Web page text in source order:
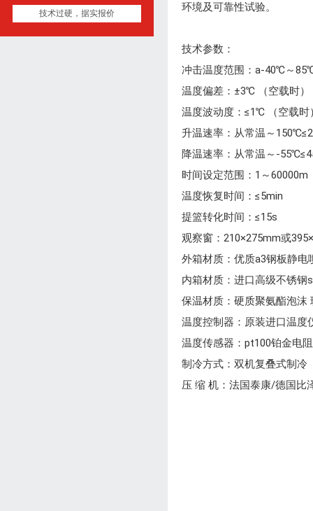
技术过硬，据实报价
环境及可靠性试验。
技术参数：
冲击温度范围：a-40℃～
温度偏差：±3℃ （空载时）
温度波动度：≤1℃ （空载时
升温速率：从常温～
降温速率：从常温～-
时间设定范围：1～60000m
温度恢复时间：≤5min
提篮转化时间：≤15s
观察窗：210×275mm或
外箱材质：优质a3钢板静电
内箱材质：进口高级不锈钢
保温材质：硬质聚氨酯泡沫
温度控制器：原装进口温度
温度传感器：pt100铂金电
制冷方式：双机复叠式制冷
压 缩 机：法国泰康/德国比